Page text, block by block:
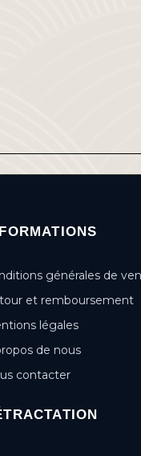
générales de
et remboursement
légales
de nous
contacter